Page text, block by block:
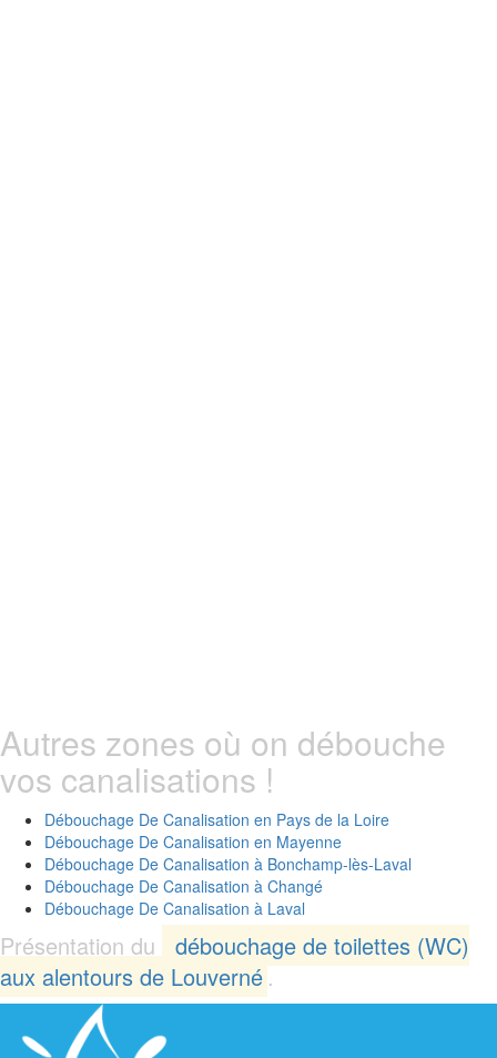
Autres zones où on débouche
vos canalisations !
Débouchage De Canalisation en Pays de la Loire
Débouchage De Canalisation en Mayenne
Débouchage De Canalisation à Bonchamp-lès-Laval
Débouchage De Canalisation à Changé
Débouchage De Canalisation à Laval
Présentation du
débouchage de toilettes (WC)
aux alentours de Louverné.